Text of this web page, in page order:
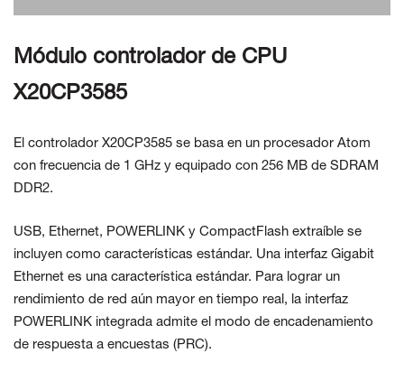
Módulo controlador de CPU
X20CP3585
El controlador X20CP3585 se basa en un procesador Atom
con frecuencia de 1 GHz y equipado con 256 MB de SDRAM
DDR2.
USB, Ethernet, POWERLINK y CompactFlash extraíble se
incluyen como características estándar. Una interfaz Gigabit
Ethernet es una característica estándar. Para lograr un
rendimiento de red aún mayor en tiempo real, la interfaz
POWERLINK integrada admite el modo de encadenamiento
de respuesta a encuestas (PRC).